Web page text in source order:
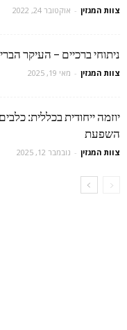
צוות המגזין - אוקטובר 24, 2022
ניתוחי ברכיים – העיקר
צוות המגזין - מאי 19, 2025
יוזמה ייחודית בכללית:
השפעת
צוות המגזין - נובמבר 12, 2025